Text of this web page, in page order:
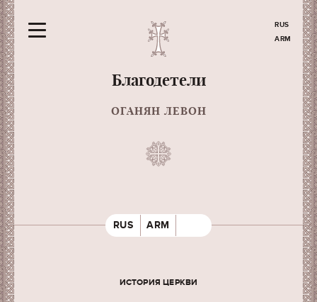
RUS
ARM
Благодетели
ОГАНЯН ЛЕВОН
RUS ARM
ИСТОРИЯ ЦЕРКВИ